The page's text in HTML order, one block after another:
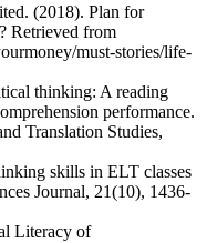
(2018). Plan for
Retrieved from
must-stories/life-
thinking: A reading
performance.
Translation Studies,
skills in ELT classes
Journal, 21(10), 1436-
Literacy of